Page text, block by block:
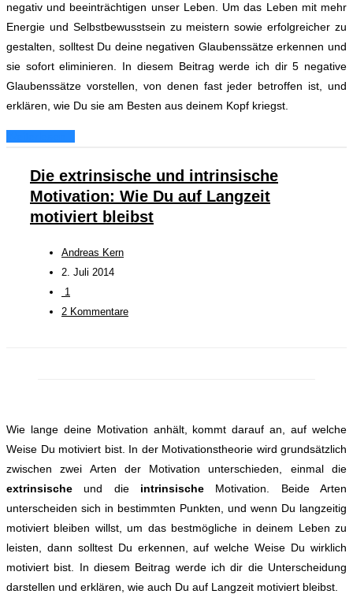
negativ und beeinträchtigen unser Leben. Um das Leben mit mehr
Energie und Selbstbewusstsein zu meistern sowie erfolgreicher zu
gestalten, solltest Du deine negativen Glaubenssätze erkennen und
sie sofort eliminieren. In diesem Beitrag werde ich dir 5 negative
Glaubenssätze vorstellen, von denen fast jeder betroffen ist, und
erklären, wie Du sie am Besten aus deinem Kopf kriegst.
Die extrinsische und intrinsische
Motivation: Wie Du auf Langzeit
motiviert bleibst
Andreas Kern
2. Juli 2014
1
2 Kommentare
Wie lange deine Motivation anhält, kommt darauf an, auf welche
Weise Du motiviert bist. In der Motivationstheorie wird grundsätzlich
zwischen zwei Arten der Motivation unterschieden, einmal die
extrinsische und die intrinsische Motivation. Beide Arten
unterscheiden sich in bestimmten Punkten, und wenn Du langzeitig
motiviert bleiben willst, um das bestmögliche in deinem Leben zu
leisten, dann solltest Du erkennen, auf welche Weise Du wirklich
motiviert bist. In diesem Beitrag werde ich dir die Unterscheidung
darstellen und erklären, wie auch Du auf Langzeit motiviert bleibst.